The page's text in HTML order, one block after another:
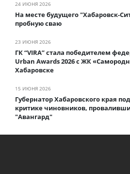
24 ИЮНЯ 2026
На месте будущего "Хабаровск-
пробную сваю
23 ИЮНЯ 2026
ГК “VIRA” стала победителем
Urban Awards 2026 с ЖК
Хабаровске
15 ИЮНЯ 2026
Губернатор Хабаровского края
критике чиновников,
"Авангард"